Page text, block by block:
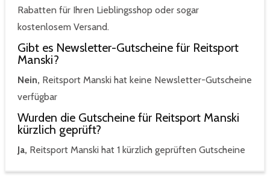
Rabatten für Ihren Lieblingsshop oder sogar
kostenlosem Versand.
Gibt es Newsletter-Gutscheine für Reitsport
Manski?
Nein, Reitsport Manski hat keine Newsletter-Gutscheine
verfügbar
Wurden die Gutscheine für Reitsport Manski
kürzlich geprüft?
Ja, Reitsport Manski hat 1 kürzlich geprüften Gutscheine